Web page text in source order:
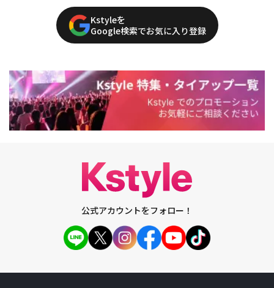
Kstyleを
Google検索でお気に入り登録
公式アカウントをフォロー！